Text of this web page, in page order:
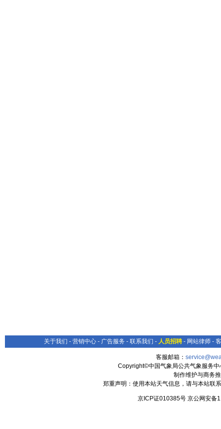
关于我们 - 营销中心 - 广告服务 - 联系我们 - 人员招聘 - 网站律师 -
客服邮箱：
Copyright©中国气象局公共气象服务
制作维护与商务
郑重声明：使用本站天气信息，请与本站联
京ICP证010385号 京公网安备